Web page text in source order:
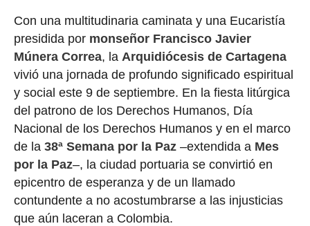
Con una multitudinaria caminata y una Eucaristía
presidida por monseñor Francisco Javier
Múnera Correa, la Arquidiócesis de Cartagena
vivió una jornada de profundo significado espiritual
y social este 9 de septiembre. En la fiesta litúrgica
del patrono de los Derechos Humanos, Día
Nacional de los Derechos Humanos y en el marco
de la 38ª Semana por la Paz –extendida a Mes
por la Paz–, la ciudad portuaria se convirtió en
epicentro de esperanza y de un llamado
contundente a no acostumbrarse a las injusticias
que aún laceran a Colombia.